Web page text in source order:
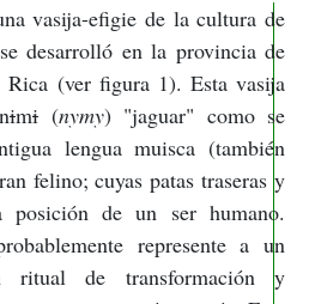
vasija-efigie de la cultura de
desarrolló en la provincia de
Rica (ver figura 1). Esta vasija
imi (nymy) "jaguar" como se
lengua muisca (también
felino; cuyas patas traseras y
posición de un ser humano.
represente a un
ritual de transformación y